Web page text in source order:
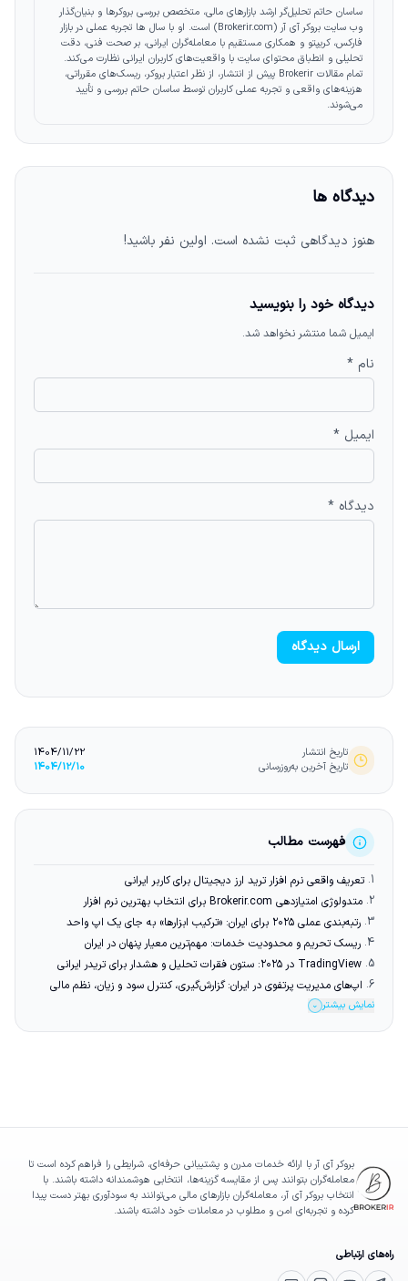
ساسان حاتم تحلیل‌گر ارشد بازارهای مالی، متخصص بررسی بروکرها و بنیان‌گذار
وب‌ سایت بروکر آی آر (Brokerir.com) است. او با سال‌ ها تجربه عملی در بازار
فارکس، کریپتو و همکاری مستقیم با معامله‌گران ایرانی، بر صحت فنی، دقت
تحلیلی و انطباق محتوای سایت با واقعیت‌های کاربران ایرانی نظارت می‌کند.
تمام مقالات Brokerir پیش از انتشار، از نظر اعتبار بروکر، ریسک‌های مقرراتی،
هزینه‌های واقعی و تجربه عملی کاربران توسط ساسان حاتم بررسی و تأیید
می‌شوند.
دیدگاه ها
هنوز دیدگاهی ثبت نشده است. اولین نفر باشید!
دیدگاه خود را بنویسید
ایمیل شما منتشر نخواهد شد.
نام *
ایمیل *
دیدگاه *
ارسال دیدگاه
تاریخ انتشار
1404/11/22
تاریخ آخرین به‌روزرسانی
1404/12/10
فهرست مطالب
1. تعریف واقعی نرم افزار ترید ارز دیجیتال برای کاربر ایرانی
2. متدولوژی امتیازدهی Brokerir.com برای انتخاب بهترین نرم افزار
3. رتبه‌بندی عملی ۲۰۲۵ برای ایران: «ترکیب ابزارها» به جای یک اپ واحد
4. ریسک تحریم و محدودیت خدمات: مهم‌ترین معیار پنهان در ایران
5. TradingView در ۲۰۲۵: ستون فقرات تحلیل و هشدار برای تریدر ایرانی
6. اپ‌های مدیریت پرتفوی در ایران: گزارش‌گیری، کنترل سود و زیان، نظم مالی
نمایش بیشتر ⌄
بروکر آی آر با ارائه خدمات مدرن و پشتیبانی حرفه‌ای، شرایطی را فراهم کرده است تا
معامله‌گران بتوانند پس از مقایسه گزینه‌ها، انتخابی هوشمندانه داشته باشند. با
انتخاب بروکر آی آر، معامله‌گران بازارهای مالی می‌توانند به سودآوری بهتر دست پیدا
کرده و تجربه‌ای امن و مطلوب در معاملات خود داشته باشند.
راه‌های ارتباطی